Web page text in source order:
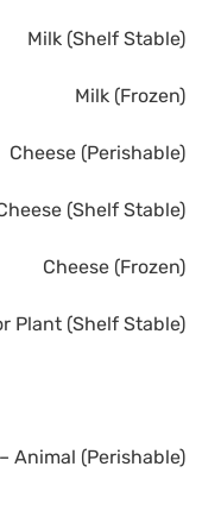
Milk (Shelf Stable)
Milk (Frozen)
Cheese (Perishable)
(Shelf Stable)
Cheese (Frozen)
Plant (Shelf Stable)
Animal (Perishable)